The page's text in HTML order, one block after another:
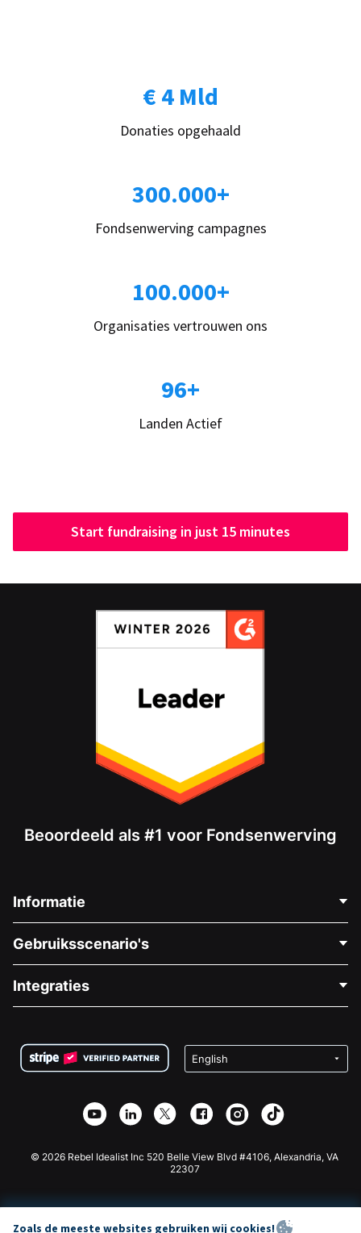
€ 4 Mld
Donaties opgehaald
300.000+
Fondsenwerving campagnes
100.000+
Organisaties vertrouwen ons
96+
Landen Actief
Start fundraising in just 15 minutes
Beoordeeld als #1 voor Fondsenwerving
Informatie
Over Ons
Vacatures
Privacy
Affiliate Partnerschap
Gebruiksscenario's
Medische Fondsenwerving
Goede Doelen Fondsenwerving
Integraties
Wix Donatie Plugin
Webflow Donatie App
Joomla Donatie
© 2026 Rebel Idealist Inc 520 Belle View Blvd #4106, Alexandria, VA
22307
Zoals de meeste websites gebruiken wij cookies!